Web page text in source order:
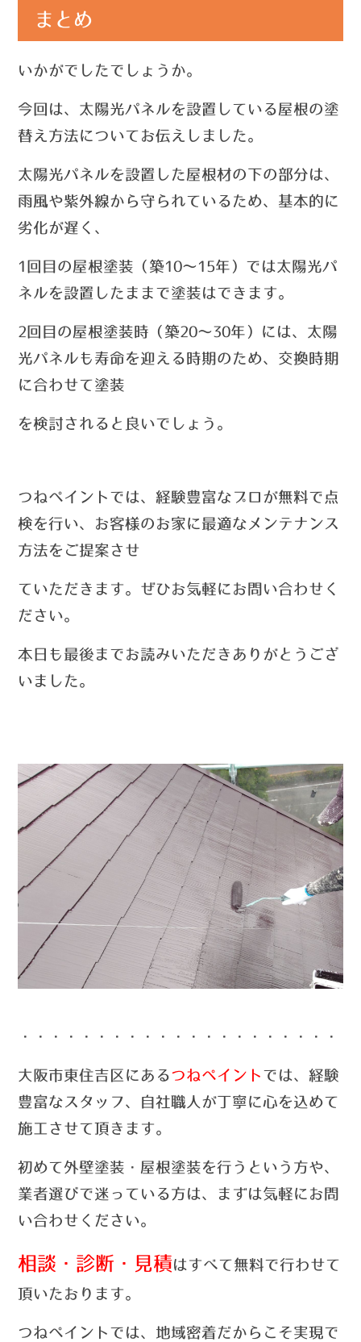
まとめ
いかがでしたでしょうか。
今回は、太陽光パネルを設置している屋根の塗
替え方法についてお伝えしました。
太陽光パネルを設置した屋根材の下の部分は、
雨風や紫外線から守られているため、基本的に
劣化が遅く、
1回目の屋根塗装（築10～15年）では太陽光パ
ネルを設置したままで塗装はできます。
2回目の屋根塗装時（築20～30年）には、太陽
光パネルも寿命を迎える時期のため、交換時期
に合わせて塗装
を検討されると良いでしょう。
つねペイントでは、経験豊富なプロが無料で点
検を行い、お客様のお家に最適なメンテナンス
方法をご提案させ
ていただきます。 ぜひお気軽にお問い合わせく
ださい。
本日も最後までお読みいただきありがとうござ
いました。
・・・・・・・・・・・・・・・・・・・・・
大阪市東住吉区にあるつねペイント では、経験
豊富なスタッフ、自社職人が丁寧に心を込めて
施工させて頂きます。
初めて外壁塗装・屋根塗装を行うという方や、
業者選びで迷っている方は、まずは気軽にお問
い合わせ ください。
相談・診断・見積はすべて無料で行わせて
頂いたおります。
つねペイントでは、 地域密着だからこそ実現で